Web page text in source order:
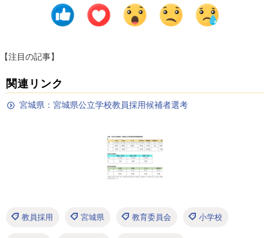
【注目の記事】
関連リンク
宮城県：宮城県公立学校教員採用候補者選考
教員採用 宮城県 教育委員会 小学校